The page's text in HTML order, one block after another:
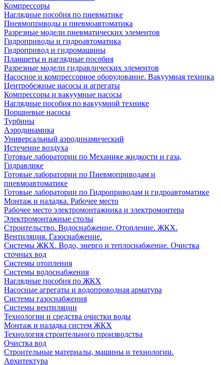
Компрессоры
Наглядные пособия по пневматике
Пневмоприводы и пневмоавтоматика
Разрезные модели пневматических элементов
Гидроприводы и гидроавтоматика
Гидропривод и гидромашины
Планшеты и наглядные пособия
Разрезные модели гидравлических элементов
Насосное и компрессорное оборудование. Вакуумная техника
Центробежные насосы и агрегаты
Компрессоры и вакуумные насосы
Наглядные пособия по вакуумной технике
Поршневые насосы
Турбины
Аэродинамика
Универсальный аэродинамический
Истечение воздуха
Готовые лаборатории по Механике жидкости и газа,
Гидравлике
Готовые лаборатории по Пневмоприводам и
пневмоавтоматике
Готовые лаборатории по Гидроприводам и гидроавтоматике
Монтаж и наладка. Рабочее место
Рабочее место электромонтажника и электромонтера
Электромонтажные столы
Строительство. Водоснабжение. Отопление. ЖКХ.
Вентиляция. Газоснабжение.
Системы ЖКХ. Водо, энерго и теплоснабжение. Очистка
сточных вод
Системы отопления
Системы водоснабжения
Наглядные пособия по ЖКХ
Насосные агрегаты и водопроводная арматура
Системы газоснабжения
Системы вентиляции
Технологии и средства очистки воды
Монтаж и наладка систем ЖКХ
Технология строительного производства
Очистка вод
Строительные материалы, машины и технологии.
Архитектура